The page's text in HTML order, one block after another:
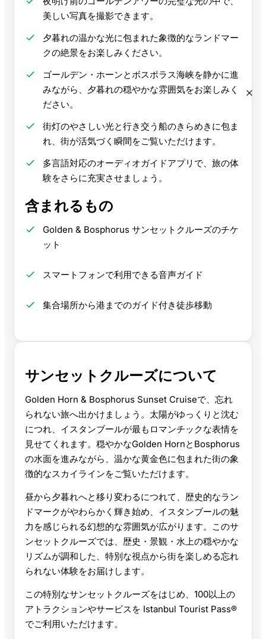
美しい写真を撮影できます。
夕暮れの温かな光に包まれた象徴的なランドマー
クの絶景をお楽しみください。
ゴールデン・ホーンとボスポラス海峡を静かに進
みながら、夕暮れの穏やかな雰囲気をお楽しみく
ださい。
街灯のやさしい光と行き交う船のきらめきに包ま
れ、街が活気づく瞬間をご覧いただけます。
多言語対応のオーディオガイドアプリで、旅の体
験をさらに充実させましょう。
含まれるもの
Golden & Bosphorus サンセットクルーズのチケ
ット
スマートフォンで利用できる音声ガイド
集合場所から港までのガイド付き徒歩移動
サンセットクルーズについて
Golden Horn & Bosphorus Sunset Cruiseで、忘れ
られない旅へ出かけましょう。太陽がゆっくりと沈む
につれ、イスタンブールが最もロマンチックな表情を
見せてくれます。穏やかなGolden HornとBosphorus
の水面を進みながら、温かな黄金色に包まれた街の象
徴的なスカイラインをご覧いただけます。
昼から夕暮れへと移り変わるにつれて、歴史的なラン
ドマークがやわらかく輝き始め、イスタンブールの魅
力を感じられる幻想的な雰囲気が広がります。このサ
ンセットクルーズでは、歴史・景観・水上の穏やかな
リズムが調和した、特別な視点から街を楽しめる忘れ
られない体験をお届けします。
この特別なサンセットクルーズをはじめ、100以上の
アトラクションやサービスを Istanbul Tourist Pass®
でご利用いただけます。